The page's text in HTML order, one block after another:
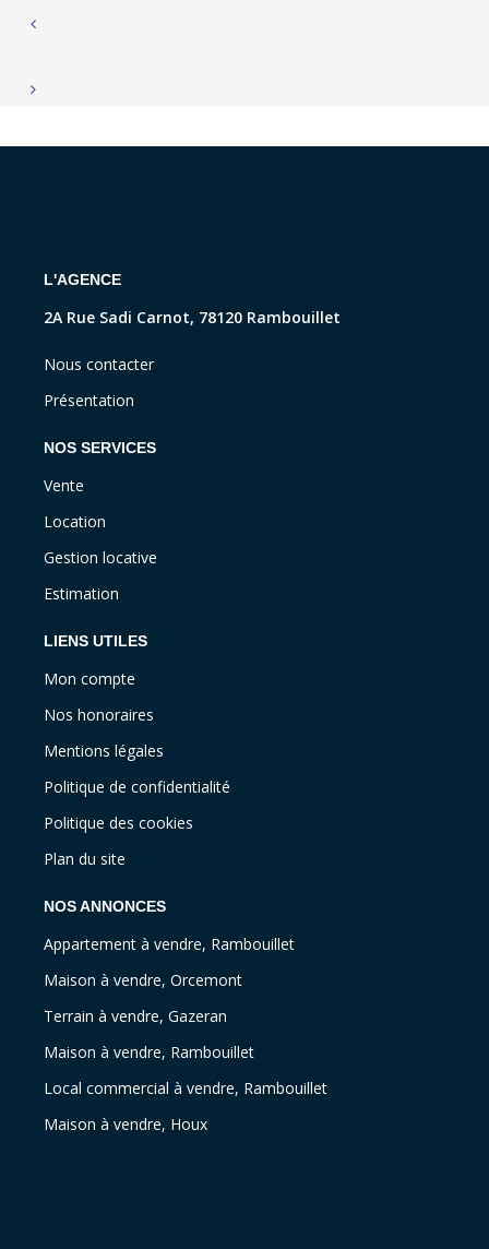
L'AGENCE
2A Rue Sadi Carnot, 78120 Rambouillet
Nous contacter
Présentation
NOS SERVICES
Vente
Location
Gestion locative
Estimation
LIENS UTILES
Mon compte
Nos honoraires
Mentions légales
Politique de confidentialité
Politique des cookies
Plan du site
NOS ANNONCES
Appartement à vendre, Rambouillet
Maison à vendre, Orcemont
Terrain à vendre, Gazeran
Maison à vendre, Rambouillet
Local commercial à vendre, Rambouillet
Maison à vendre, Houx